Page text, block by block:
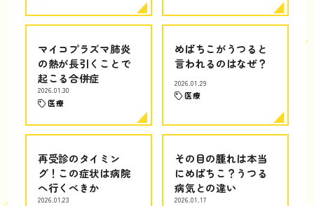
マイコプラズマ肺炎
の熱が長引くことで
起こる合併症
2026.01.30
医療
めばちこがうつると
言われるのはなぜ？
2026.01.29
医療
再受診のタイミン
グ！この症状は病院
へ行くべきか
2026.01.23
その目の腫れは本当
にめばちこ？うつる
病気との違い
2026.01.17